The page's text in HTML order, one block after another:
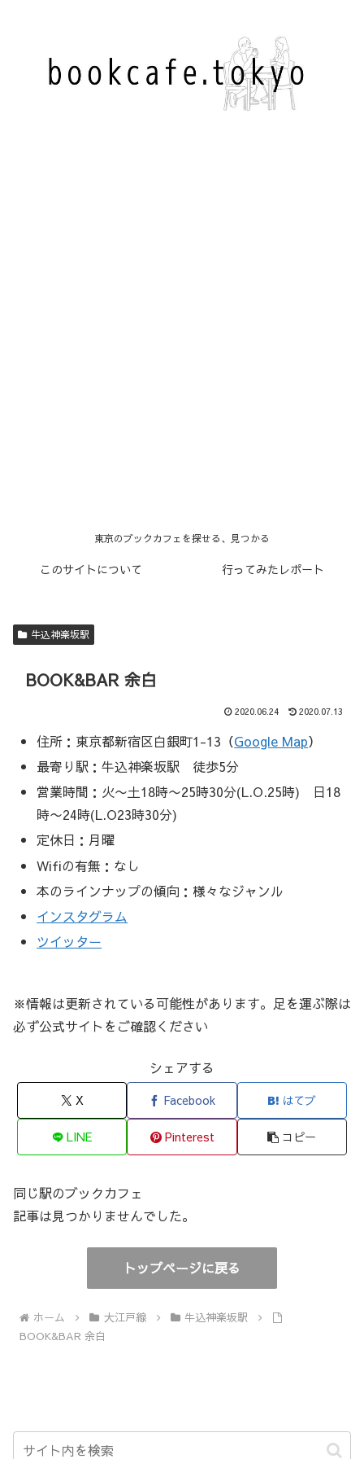
東京のブックカフェを探せる、見つかる
このサイトについて 行ってみたレポート
牛込神楽坂駅
BOOK&BAR 余白
2020.06.24 2020.07.13
住所：東京都新宿区白銀町1-13（Google Map）
最寄り駅：牛込神楽坂駅 徒歩5分
営業時間：火〜土18時〜25時30分(L.O.25時) 日18
時〜24時(L.O23時30分)
定休日：月曜
Wifiの有無：なし
本のラインナップの傾向：様々なジャンル
インスタグラム
ツイッター
※情報は更新されている可能性があります。足を運ぶ際は
必ず公式サイトをご確認ください
シェアする
X Facebook はてブ
LINE Pinterest コピー
同じ駅のブックカフェ
記事は見つかりませんでした。
トップページに戻る
ホーム 大江戸線
牛込神楽坂駅
BOOK&BAR 余白